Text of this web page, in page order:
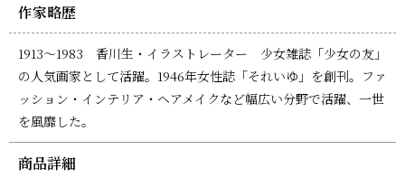
作家略歴
1913～1983 香川生・イラストレーター 少女雑誌「少女の友」
の人気画家として活躍。1946年女性誌「それいゆ」を創刊。ファ
ッション・インテリア・ヘアメイクなど幅広い分野で活躍、一世
を風靡した。
商品詳細